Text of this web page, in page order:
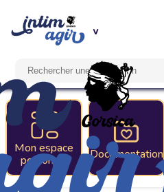
Mon espace
personnel
Documentation